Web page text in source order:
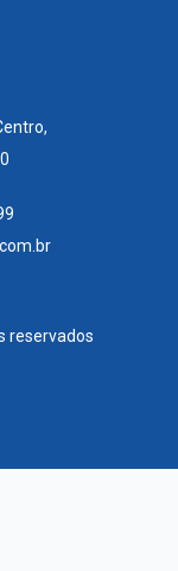
reservados